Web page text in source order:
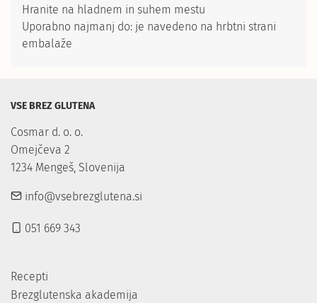
Hranite na hladnem in suhem mestu
Uporabno najmanj do: je navedeno na hrbtni strani
embalaže
VSE BREZ GLUTENA
Cosmar d. o. o.
Omejčeva 2
1234 Mengeš, Slovenija
info@vsebrezglutena.si
051 669 343
Recepti
Brezglutenska akademija